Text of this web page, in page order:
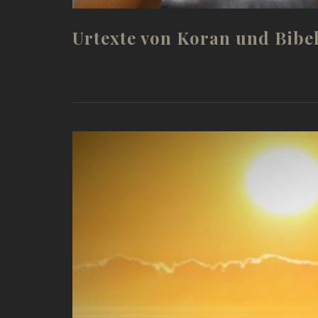
Urtexte von Koran und